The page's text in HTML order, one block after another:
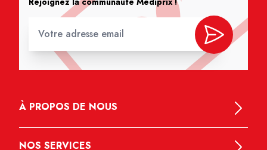
À PROPOS DE NOUS
NOS SERVICES